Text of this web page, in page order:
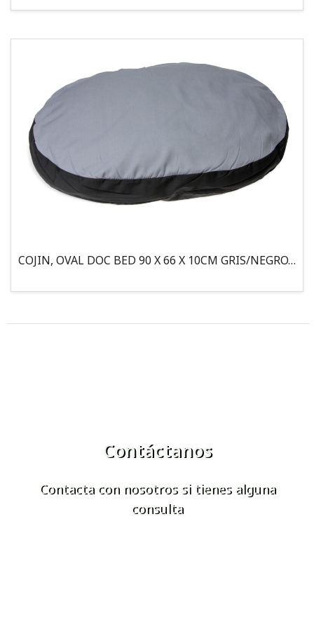
COJIN, OVAL DOC BED 90 X 66 X 10CM GRIS/NEGRO, 95°
Contáctanos
Contacta con nosotros si tienes alguna
consulta